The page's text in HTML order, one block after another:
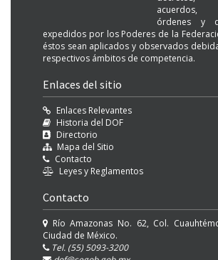
acuerdos,
órdenes y
expedidos por los Poderes de la
éstos sean aplicados y observados
respectivos ámbitos de competencia.
Enlaces del sitio
Enlaces Relevantes
Historia del DOF
Directorio
Mapa del Sitio
Contacto
Leyes y Reglamentos
Contacto
Río Amazonas No. 62, Col.
Ciudad de México.
Tel. (55) 5093-3200